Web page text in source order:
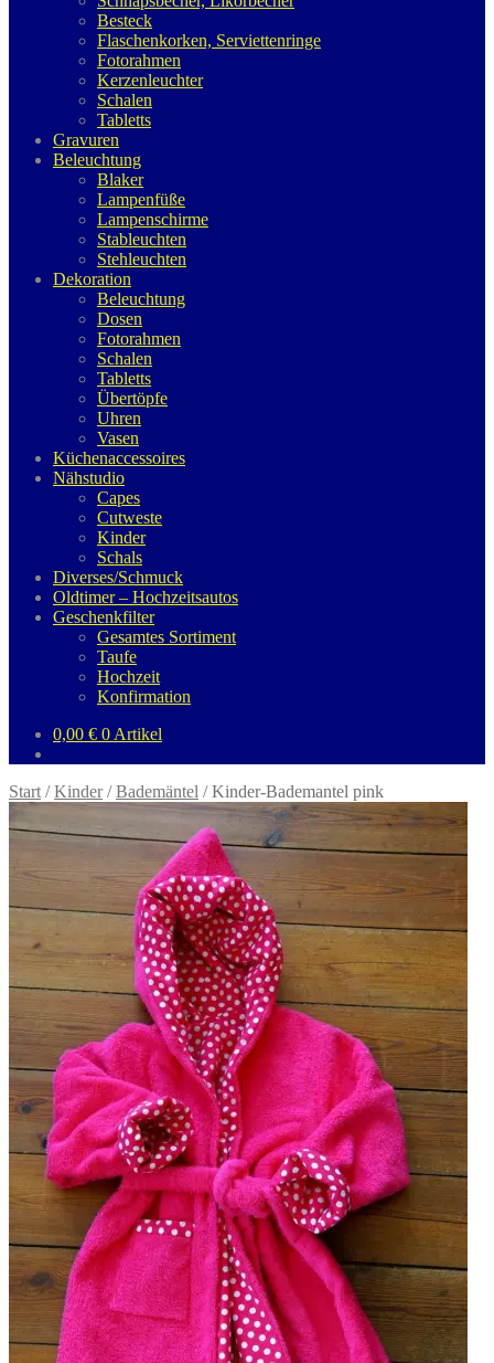
Besteck
Flaschenkorken, Serviettenringe
Fotorahmen
Kerzenleuchter
Schalen
Tabletts
Gravuren
Beleuchtung
Blaker
Lampenfüße
Lampenschirme
Stableuchten
Stehleuchten
Dekoration
Beleuchtung
Dosen
Fotorahmen
Schalen
Tabletts
Übertöpfe
Uhren
Vasen
Küchenaccessoires
Nähstudio
Capes
Cutweste
Kinder
Schals
Diverses/Schmuck
Oldtimer – Hochzeitsautos
Geschenkfilter
Gesamtes Sortiment
Taufe
Hochzeit
Konfirmation
0,00 € 0 Artikel
Start /Kinder/Bademäntel /Kinder-Bademantel pink